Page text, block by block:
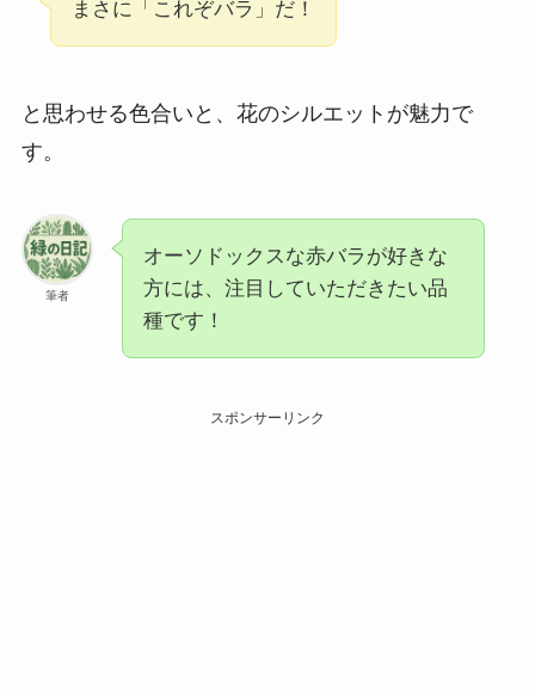
まさに「これぞバラ」だ！
と思わせる色合いと、花のシルエットが魅力で
す。
筆者
オーソドックスな赤バラが好きな
方には、注目していただきたい品
種です！
スポンサーリンク